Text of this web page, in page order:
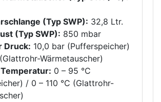
(Typ SWP): 32,8 Ltr.
(Typ SWP): 850 mbar
Druck: 10,0 bar (Pufferspeicher)
Wärmetauscher)
0 – 95 °C
/ 0 – 110 °C (Glattrohr-